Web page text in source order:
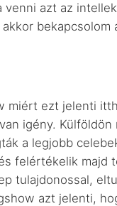
azt az
miért ezt jelenti
igény. Külföldön
a legjobb
felértékelik majd
tulajdonossal,
azt jelenti,